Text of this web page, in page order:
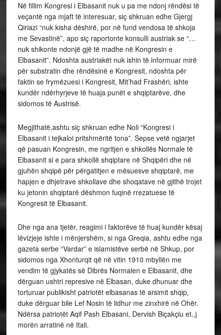
Në fillim Kongresi i Elbasanit nuk u pa me ndonj rëndësi të
veçantë nga mjaft të interesuar, siç shkruan edhe Gjergj
Qiriazi “nuk kisha dëshirë, por në fund vendosa të shkoja
me Sevastinë”, apo siç raportonte konsulli austriak se “…
nuk shikonte ndonjë gjë të madhe në Kongresin e
Elbasanit”. Ndoshta austriakët nuk ishin të informuar mirë
për substratin dhe rëndësinë e Kongresit, ndoshta për
faktin se frymëzuesi i Kongresit, Mit’had Frashëri, ishte
kundër ndërhyrjeve të huaja punët e shqiptarëve, dhe
sidomos të Austrisë.
Megjithatë,ashtu siç shkruan edhe Noli “Kongresi i
Elbasanit i tejkaloi pritshmëritë tona”. Sepse vetë ngjarjet
që pasuan Kongresin, me ngritjen e shkollës Normale të
Elbasanit si e para shkollë shqiptare në Shqipëri dhe në
gjuhën shqipë për përgatitjen e mësuesve shqiptarë, me
hapjen e dhjetrave shkollave dhe shoqatave në gjithë trojet
ku jetonin shqiptarë dëshmon fuqinë rrezatuese të
Kongresit të Elbasanit.
Dhe nga ana tjetër, reagimi i faktorëve të huaj kundër kësaj
lëvizjeje ishte i mënjershëm, si nga Greqia, ashtu edhe nga
gazeta serbe “Vardar” e islamistëve serbë në Shkup, por
sidomos nga Xhonturqit që në vitin 1910 mbyllën me
vendim të gjykatës së Dibrës Normalen e Elbasanit, dhe
dërguan ushtri represive në Elbasan, duke dhunuar dhe
torturuar publikisht patriotët elbasanas të arsimit shqip,
duke dërguar bile Lef Nosin të lidhur me zinxhirë në Ohër.
Ndërsa patriotët Aqif Pash Elbasani, Dervish Biçakçiu et.,j
morën arratinë në Itali.